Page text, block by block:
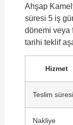
Ahşap
süresi 5 iş
dönemi veya
tarihi teklif
Hizmet
Teslim süresi
Nakliye